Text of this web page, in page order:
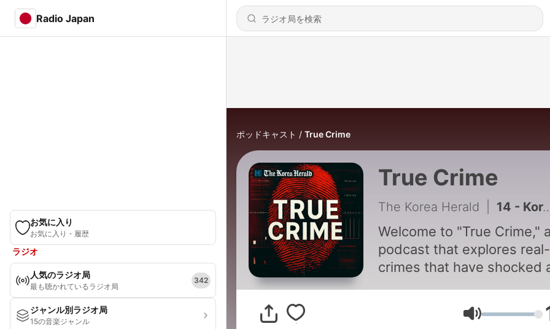
Radio Japan
お気に入り
お気に入り・履歴
ラジオ
人気のラジオ局
最も聴かれているラジオ局
342
ジャンル別ラジオ局
15の音楽ジャンル
ポッドキャスト True Crime
True Crime
The Korea Herald 14 - Korean TV's worst #MeToo case never reached trial
Welcome to "True Crime,"
podcast that explores
crimes that have shocked
original reporting by The
Herald and produced by
音量